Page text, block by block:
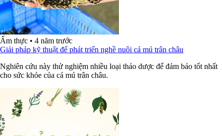
Ẩm thực • 4 năm trước
Giải pháp kỹ thuật để phát triển nghề nuôi cá mú trân châu
Nghiên cứu này thử nghiệm nhiều loại thảo dược để đảm bảo tốt nhất
cho sức khỏe của cá mú trân châu.